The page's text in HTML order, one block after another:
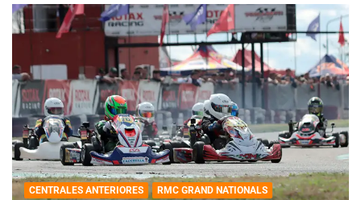
CENTRALES ANTERIORES RMC GRAND NATIONALS